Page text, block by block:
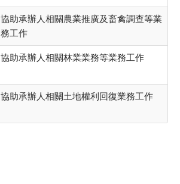
協助承辦人相關農業推廣及畜禽調查等業
務工作
協助承辦人相關林業業務等業務工作
協助承辦人相關土地權利回復業務工作